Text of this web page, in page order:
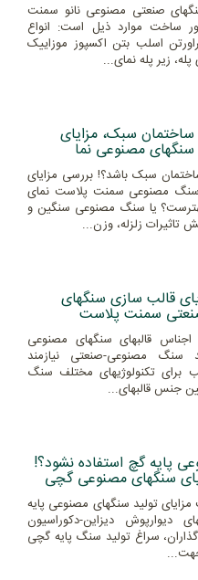
صنعتی مصنوعی نانو سمنت
ساخت موارد ذیل است: انواع
اسلب بتن اکسپوز موزاییک
زیر پله نمای...
سبک، مزایای
مصنوعی نما
سبک باشد؟! بررسی مزایای
مصنوعی سمنت پلاست نمای
یا سنگ مصنوعی سنگین و
تاثیرات زلزله، وزن...
قالب سازی سنگهای
سمنت پلاست
اجناس قالبهای سنگهای مصنوعی
سنگ مصنوعی-صنعتی نیازمند
برای تکنولوژیهای مختلف سنگ
جنس قالبهای...
پایه گچ استفاده نشود؟!
سنگهای مصنوعی گچی
تولید سنگهای مصنوعی پایه
دیوارپوش دیزاین-دکوراسیون
گذاران، سراغ تولید سنگ پایه گچی